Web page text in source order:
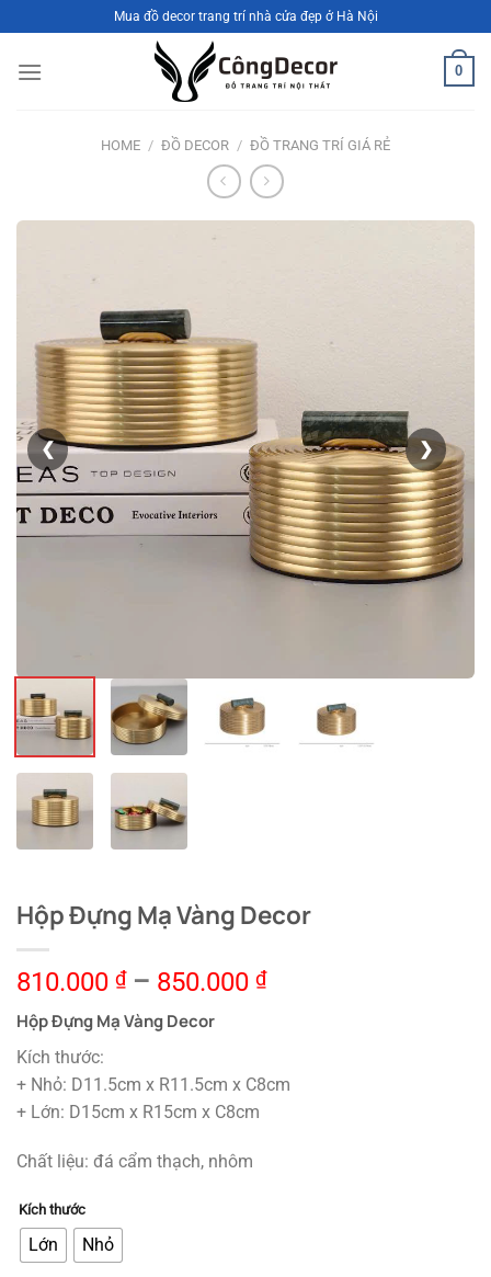
qua
nội
Mua đồ decor trang trí nhà cửa đẹp ở Hà Nội
0
HOME / ĐỒ DECOR / ĐỒ TRANG TRÍ GIÁ RẺ
❮ ❯
Hộp Đựng Mạ Vàng Decor
810.000 ₫– 850.000 ₫
Hộp Đựng Mạ Vàng Decor
Kích thước:
+ Nhỏ: D11.5cm x R11.5cm x C8cm
+ Lớn: D15cm x R15cm x C8cm
Chất liệu: đá cẩm thạch, nhôm
Kích thước
Lớn Nhỏ